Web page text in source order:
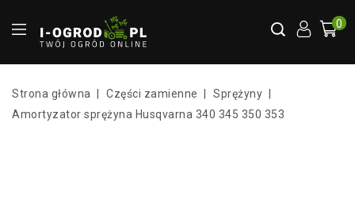
0
Strona główna Części zamienne
Sprężyny
Amortyzator sprężyna Husqvarna 340 345 350 353